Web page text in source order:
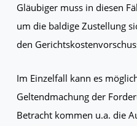
Gläubiger muss in diesen
um die baldige Zustellung
den
Im Einzelfall kann es
Geltendmachung der
Betracht kommen u.a. die